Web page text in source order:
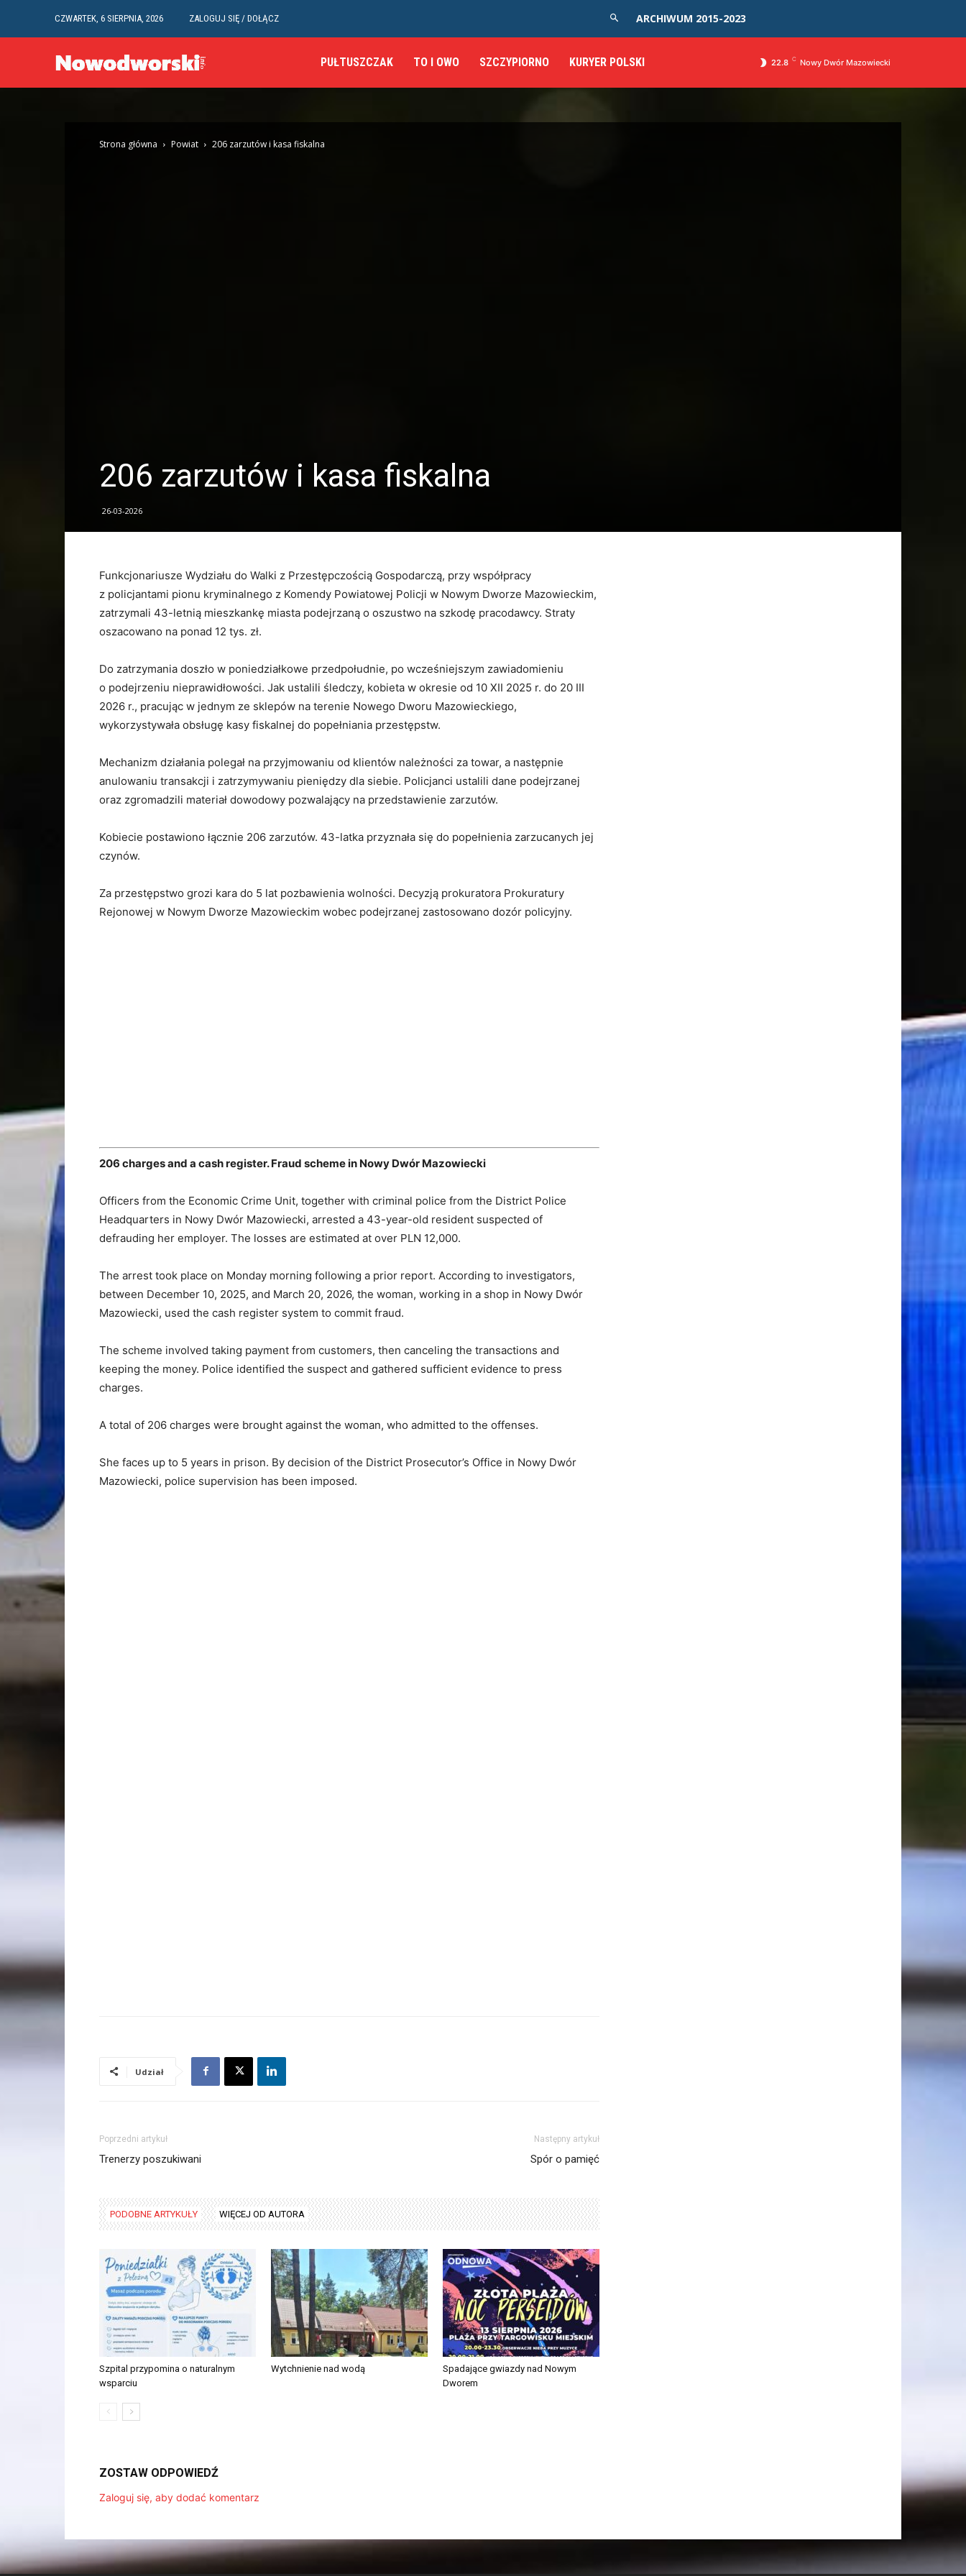
CZWARTEK, 6 SIERPNIA, 2026 ZALOGUJ SIĘ / DOŁĄCZ ARCHIWUM 2015-2023
PUŁTUSZCZAK TO I OWO SZCZYPIORNO KURYER POLSKI 22.8 C Nowy Dwór Mazowiecki
Strona główna Powiat 206 zarzutów i kasa fiskalna
206 zarzutów i kasa fiskalna
26-03-2026
Funkcjonariusze Wydziału do Walki z Przestępczością Gospodarczą, przy współpracy
z policjantami pionu kryminalnego z Komendy Powiatowej Policji w Nowym Dworze Mazowieckim,
zatrzymali 43-letnią mieszkankę miasta podejrzaną o oszustwo na szkodę pracodawcy. Straty
oszacowano na ponad 12 tys. zł.
Do zatrzymania doszło w poniedziałkowe przedpołudnie, po wcześniejszym zawiadomieniu
o podejrzeniu nieprawidłowości. Jak ustalili śledczy, kobieta w okresie od 10 XII 2025 r. do 20 III
2026 r., pracując w jednym ze sklepów na terenie Nowego Dworu Mazowieckiego,
wykorzystywała obsługę kasy fiskalnej do popełniania przestępstw.
Mechanizm działania polegał na przyjmowaniu od klientów należności za towar, a następnie
anulowaniu transakcji i zatrzymywaniu pieniędzy dla siebie. Policjanci ustalili dane podejrzanej
oraz zgromadzili materiał dowodowy pozwalający na przedstawienie zarzutów.
Kobiecie postawiono łącznie 206 zarzutów. 43-latka przyznała się do popełnienia zarzucanych jej
czynów.
Za przestępstwo grozi kara do 5 lat pozbawienia wolności. Decyzją prokuratora Prokuratury
Rejonowej w Nowym Dworze Mazowieckim wobec podejrzanej zastosowano dozór policyjny.
206 charges and a cash register. Fraud scheme in Nowy Dwór Mazowiecki
Officers from the Economic Crime Unit, together with criminal police from the District Police
Headquarters in Nowy Dwór Mazowiecki, arrested a 43-year-old resident suspected of
defrauding her employer. The losses are estimated at over PLN 12,000.
The arrest took place on Monday morning following a prior report. According to investigators,
between December 10, 2025, and March 20, 2026, the woman, working in a shop in Nowy Dwór
Mazowiecki, used the cash register system to commit fraud.
The scheme involved taking payment from customers, then canceling the transactions and
keeping the money. Police identified the suspect and gathered sufficient evidence to press
charges.
A total of 206 charges were brought against the woman, who admitted to the offenses.
She faces up to 5 years in prison. By decision of the District Prosecutor’s Office in Nowy Dwór
Mazowiecki, police supervision has been imposed.
Udział
Poprzedni artykuł
Trenerzy poszukiwani
Następny artykuł
Spór o pamięć
PODOBNE ARTYKUŁY WIĘCEJ OD AUTORA
Szpital przypomina o naturalnym
wsparciu
Wytchnienie nad wodą
Spadające gwiazdy nad Nowym
Dworem
ZOSTAW ODPOWIEDŹ
Zaloguj się, aby dodać komentarz